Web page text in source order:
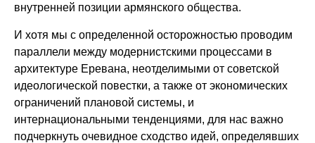
внутренней позиции армянского общества.
И хотя мы с определенной осторожностью проводим
параллели между модернистскими процессами в
архитектуре Еревана, неотделимыми от советской
идеологической повестки, а также от экономических
ограничений плановой системы, и
интернациональными тенденциями, для нас важно
подчеркнуть очевидное сходство идей, определявших